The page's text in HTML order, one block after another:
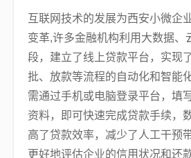
互联网技术的发展为西安小微企
变革,许多金融机构利用大数据、
段，建立了线上贷款平台，实现
批、放款等流程的自动化和智能
需通过手机或电脑登录平台，填
资料，即可快速完成贷款手续，
高了贷款效率，减少了人工干预
更好地评估企业的信用状况和还